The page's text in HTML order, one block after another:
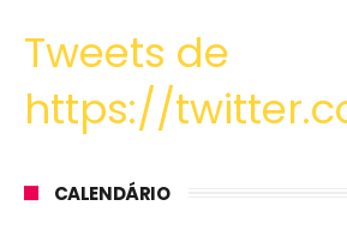
Tweets de
https://
CALENDÁRIO